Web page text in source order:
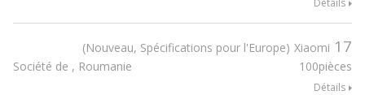
Détails
Nouveau, Spécifications pour l'Europe Xiaomi 17
100pièces
Société de , Roumanie
Détails